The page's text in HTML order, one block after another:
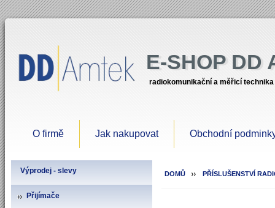
E-SHOP DD
radiokomunikační a měřicí technika
O firmě Jak nakupovat Obchodní
Výprodej - slevy
Přijímače
DOMŮ PŘÍSLUŠENSTVÍ